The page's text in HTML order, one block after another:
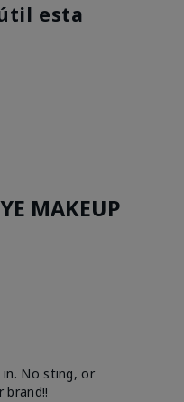
esta
MAKEUP
in. No sting, or
brand!!